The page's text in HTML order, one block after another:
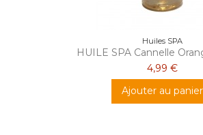
Huiles SPA
HUILE SPA Cannelle
4,99 €
Ajouter au panier